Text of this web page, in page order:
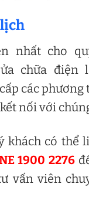
lịch
nhất cho
chữa điện
các phương
nối với
khách có thể
1900 2276
vấn viên